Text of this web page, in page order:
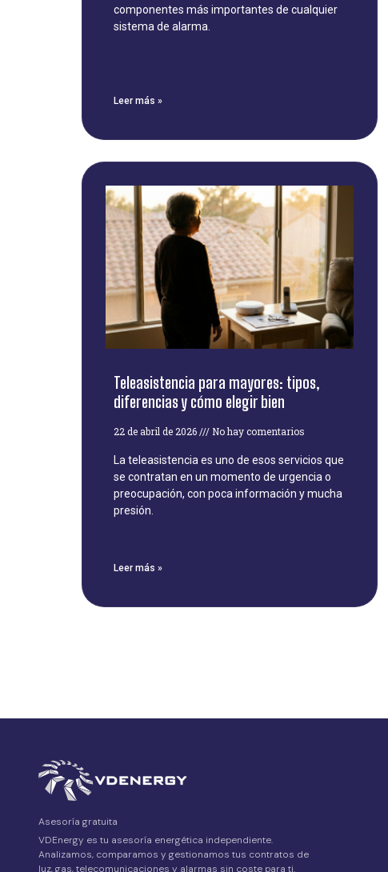
componentes más importantes de cualquier
sistema de alarma.
Leer más »
Teleasistencia para mayores: tipos,
diferencias y cómo elegir bien
22 de abril de 2026 No hay comentarios
La teleasistencia es uno de esos servicios que
se contratan en un momento de urgencia o
preocupación, con poca información y mucha
presión.
Leer más »
Asesoría gratuita
VDEnergy es tu asesoría energética independiente.
Analizamos, comparamos y gestionamos tus contratos de
luz, gas, telecomunicaciones y alarmas sin coste para ti.